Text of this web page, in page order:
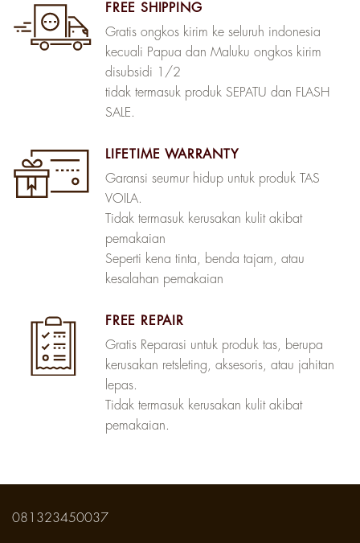
FREE SHIPPING
Gratis ongkos kirim ke seluruh indonesia
kecuali Papua dan Maluku ongkos kirim
disubsidi 1/2
tidak termasuk produk SEPATU dan FLASH
SALE.
LIFETIME WARRANTY
Garansi seumur hidup untuk produk TAS
VOILA.
Tidak termasuk kerusakan kulit akibat
pemakaian
Seperti kena tinta, benda tajam, atau
kesalahan pemakaian
FREE REPAIR
Gratis Reparasi untuk produk tas, berupa
kerusakan retsleting, aksesoris, atau jahitan
lepas.
Tidak termasuk kerusakan kulit akibat
pemakaian.
081323450037